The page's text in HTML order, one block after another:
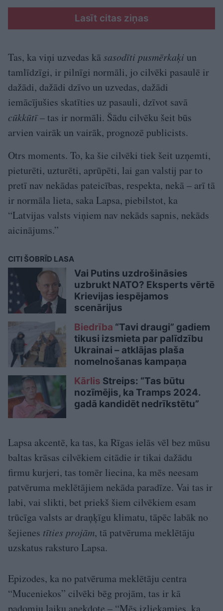
Lasīt citas ziņas
Tas, ka viņi uzvedas kā sasodīti pusmērkaķi un
tamlīdzīgi, ir pilnīgi normāli, jo cilvēki pasaulē ir
dažādi, dažādi dzīvo un uzvedas, dažādi
iemācījušies skatīties uz pasauli, dzīvot savā
cūkkūtī– tas ir normāli. Šādu cilvēku šeit būs
arvien vairāk un vairāk, prognozē publicists.
Otrs moments. To, ka šie cilvēki tiek šeit uzņemti,
pieturēti, uzturēti, aprūpēti, lai gan valstij par to
pretī nav nekādas pateicības, respekta, nekā – arī tā
ir normāla lieta, saka Lapsa, piebilstot, ka
“Latvijas valsts viņiem nav nekāds sapnis, nekāds
aicinājums.”
CITI ŠOBRĪD LASA
Vai Putins uzdrošināsies
uzbrukt NATO? Eksperts vērtē
Krievijas iespējamos
scenārijus
Biedrība “Tavi draugi” gadiem
tikusi izsmieta par palīdzību
Ukrainai – atklājas plaša
nomelnošanas kampaņa
Kārlis Streips: “Tas būtu
nozīmējis, ka Tramps 2024.
gadā kandidēt nedrīkstētu”
Lapsa akcentē, ka tas, ka Rīgas ielās vēl bez mūsu
baltas krāsas cilvēkiem citādie ir tikai dažādu
firmu kurjeri, tas tomēr liecina, ka mēs neesam
patvēruma meklētājiem nekāda paradīze. Vai tas ir
labi, vai slikti, bet priekš šiem cilvēkiem esam
trūcīga valsts ar draņķīgu klimatu, tāpēc labāk no
šejienes tīties projām, tā patvēruma meklētāju
uzskatus raksturo Lapsa.
Epizodes, ka no patvēruma meklētāju centra
“Muceniekos” cilvēki bēg projām, tas ir kā
padomju laiku anekdote – “Mēs izliekamies, ka